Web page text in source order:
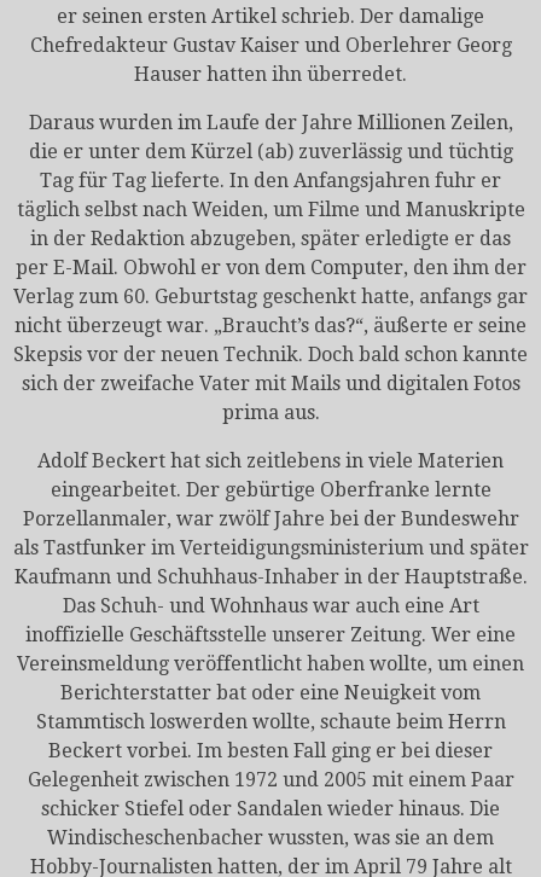
er seinen ersten Artikel schrieb. Der damalige
Chefredakteur Gustav Kaiser und Oberlehrer Georg
Hauser hatten ihn überredet.
Daraus wurden im Laufe der Jahre Millionen Zeilen,
die er unter dem Kürzel (ab) zuverlässig und tüchtig
Tag für Tag lieferte. In den Anfangsjahren fuhr er
täglich selbst nach Weiden, um Filme und Manuskripte
in der Redaktion abzugeben, später erledigte er das
per E-Mail. Obwohl er von dem Computer, den ihm der
Verlag zum 60. Geburtstag geschenkt hatte, anfangs gar
nicht überzeugt war. „Braucht’s das?“, äußerte er seine
Skepsis vor der neuen Technik. Doch bald schon kannte
sich der zweifache Vater mit Mails und digitalen Fotos
prima aus.
Adolf Beckert hat sich zeitlebens in viele Materien
eingearbeitet. Der gebürtige Oberfranke lernte
Porzellanmaler, war zwölf Jahre bei der Bundeswehr
als Tastfunker im Verteidigungsministerium und später
Kaufmann und Schuhhaus-Inhaber in der Hauptstraße.
Das Schuh- und Wohnhaus war auch eine Art
inoffizielle Geschäftsstelle unserer Zeitung. Wer eine
Vereinsmeldung veröffentlicht haben wollte, um einen
Berichterstatter bat oder eine Neuigkeit vom
Stammtisch loswerden wollte, schaute beim Herrn
Beckert vorbei. Im besten Fall ging er bei dieser
Gelegenheit zwischen 1972 und 2005 mit einem Paar
schicker Stiefel oder Sandalen wieder hinaus. Die
Windischeschenbacher wussten, was sie an dem
Hobby-Journalisten hatten, der im April 79 Jahre alt